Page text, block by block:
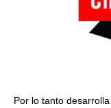
Por lo tanto